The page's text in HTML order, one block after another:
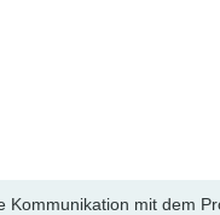
Kommunikation mit dem